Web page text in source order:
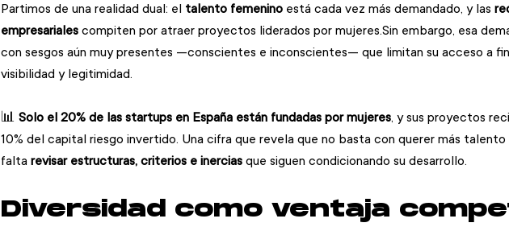
Partimos de una realidad dual: el talento femenino está cada vez más demandado, y las
empresariales compiten por atraer proyectos liderados por mujeres.Sin embargo, esa
con sesgos aún muy presentes —conscientes e inconscientes— que limitan su acceso a
visibilidad y legitimidad.
📊 Solo el 20% de las startups en España están fundadas por mujeres, y sus proyectos
10% del capital riesgo invertido. Una cifra que revela que no basta con querer más
falta revisar estructuras, criterios e inercias que siguen condicionando su desarrollo.
Diversidad como ventaja